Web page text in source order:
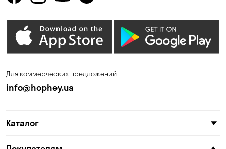
Для коммерческих предложений
info@hophey.ua
Каталог